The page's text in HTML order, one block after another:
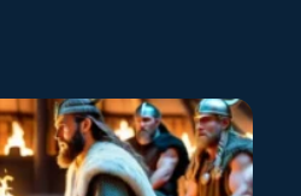
Nuevo